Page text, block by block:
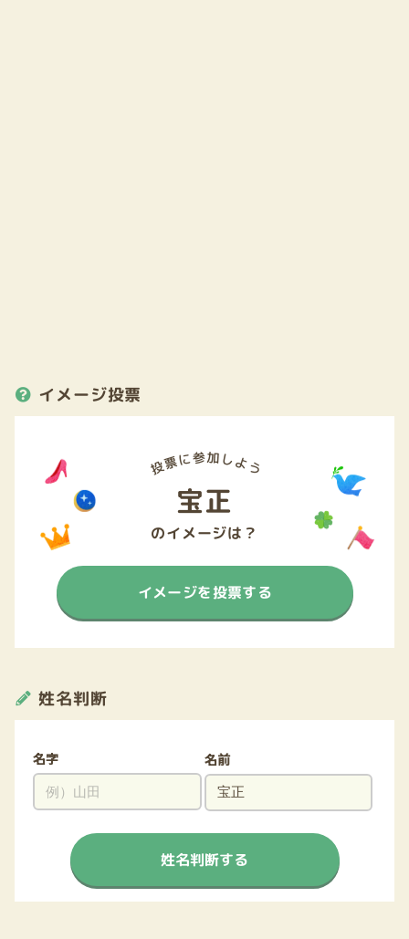
イメージ投票
宝正
のイメージは？
イメージを投票する
姓名判断
名字 名前
姓名判断する